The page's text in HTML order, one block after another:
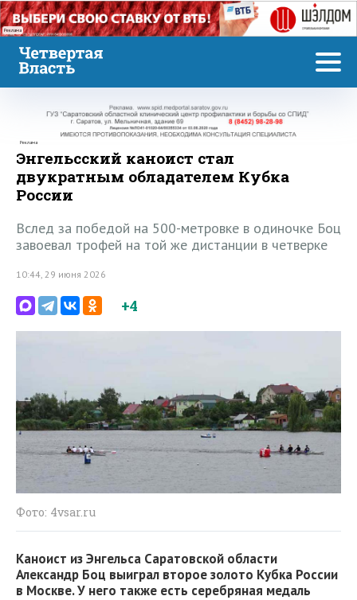
Реклама
Реклама
Энгельсский каноист стал
двукратным обладателем Кубка
России
Вслед за победой на 500-метровке в одиночке Боц
завоевал трофей на той же дистанции в четверке
10:44, 29 июня 2026
+4
Фото: 4vsar.ru
Каноист из Энгельса Саратовской области
Александр Боц выиграл второе золото Кубка России
в Москве. У него также есть серебряная медаль